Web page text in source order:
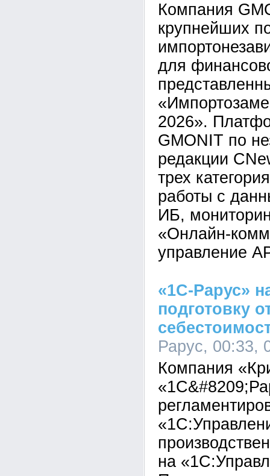
Компания
крупнейших
для
2026».
GMONIT по
редакции
трех
работы с
ИБ,
«Онлайн-
управление
«1С-Рарус»
подготовку
Рарус, 00:33,
Компания
на